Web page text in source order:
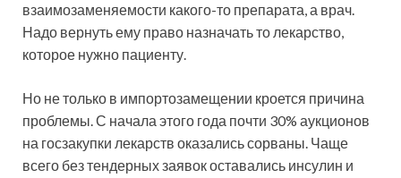
взаимозаменяемости какого-то препарата, а врач.
Надо вернуть ему право назначать то лекарство,
которое нужно пациенту.
Но не только в импортозамещении кроется причина
проблемы. С начала этого года почти 30% аукционов
на госзакупки лекарств оказались сорваны. Чаще
всего без тендерных заявок оставались инсулин и